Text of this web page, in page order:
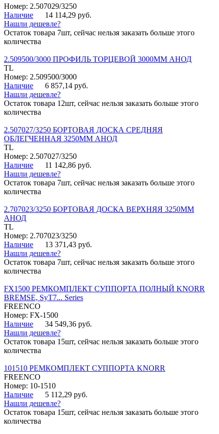
Номер: 2.507029/3250
Наличие
14 114,29 руб.
Нашли дешевле?
Остаток товара 7шт, сейчас нельзя заказать больше этого
количества
2.509500/3000 ПРОФИЛЬ ТОРЦЕВОЙ 3000ММ АНОД
TL
Номер: 2.509500/3000
Наличие
6 857,14 руб.
Нашли дешевле?
Остаток товара 12шт, сейчас нельзя заказать больше этого
количества
2.507027/3250 БОРТОВАЯ ДОСКА СРЕДНЯЯ
ОБЛЕГЧЕННАЯ 3250ММ АНОД
TL
Номер: 2.507027/3250
Наличие
11 142,86 руб.
Нашли дешевле?
Остаток товара 7шт, сейчас нельзя заказать больше этого
количества
2.707023/3250 БОРТОВАЯ ДОСКА ВЕРХНЯЯ 3250ММ
АНОД
TL
Номер: 2.707023/3250
Наличие
13 371,43 руб.
Нашли дешевле?
Остаток товара 7шт, сейчас нельзя заказать больше этого
количества
FX1500 РЕМКОМПЛЕКТ СУППОРТА ПОЛНЫЙ KNORR
BREMSE, SyT7... Series
FREENCO
Номер: FX-1500
Наличие
34 549,36 руб.
Нашли дешевле?
Остаток товара 15шт, сейчас нельзя заказать больше этого
количества
101510 РЕМКОМПЛЕКТ СУППОРТА KNORR
FREENCO
Номер: 10-1510
Наличие
5 112,29 руб.
Нашли дешевле?
Остаток товара 15шт, сейчас нельзя заказать больше этого
количества